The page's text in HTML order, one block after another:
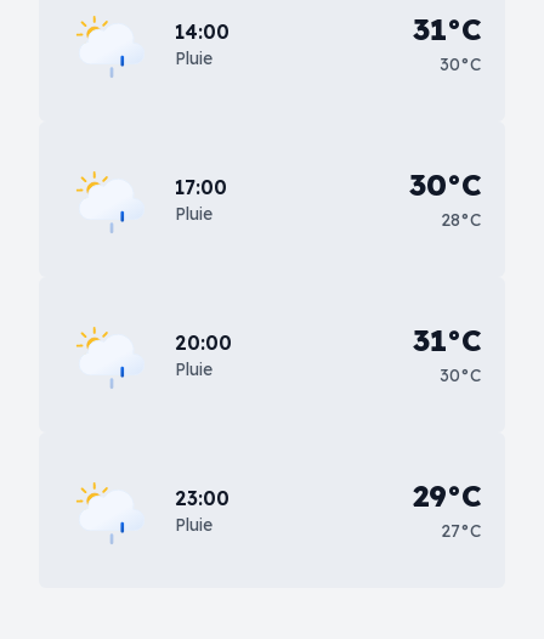
14:00
Pluie
31°C
30°C
17:00
Pluie
30°C
28°C
20:00
Pluie
31°C
30°C
23:00
Pluie
29°C
27°C